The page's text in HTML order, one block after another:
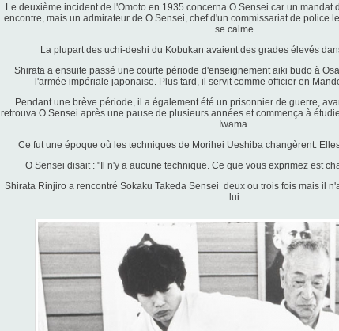
Le deuxième incident de l'Omoto en 1935 concerna O Sensei car un mandat
encontre, mais un admirateur de O Sensei, chef d'un commissariat de police
se calme.
La plupart des uchi-deshi du Kobukan avaient des grades élevés
Shirata a ensuite passé une courte période d'enseignement aiki budo à
l'armée impériale japonaise. Plus tard, il servit comme officier en
Pendant une brève période, il a également été un prisonnier de guerre,
retrouva O Sensei après une pause de plusieurs années et commença à
Iwama
Ce fut une époque où les techniques de Morihei Ueshiba changèrent.
O Sensei disait : "Il n'y a aucune technique. Ce que vous exprimez est
Shirata Rinjiro a rencontré Sokaku Takeda Sensei deux ou trois fois mais il
lui.